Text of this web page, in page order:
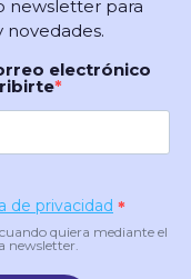
newsletter para
novedades.
electrónico
de privacidad
quiera mediante el
newsletter.